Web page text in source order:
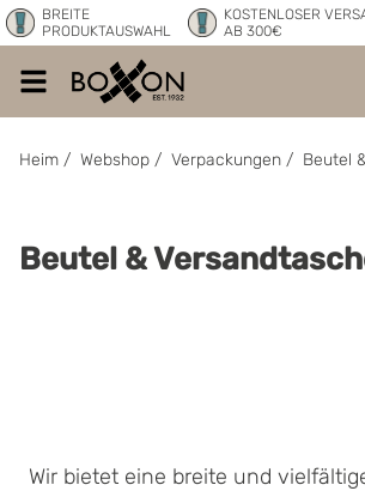
BREITE
PRODUKTAUSWAHL
KOSTENLOSER
AB 300€
Heim / Webshop / Verpackungen / Beutel
Beutel &
Wir bietet eine breite und